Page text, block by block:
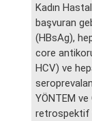
Kadın
başvuran
(HBsAg),
core
HCV) ve
YÖNTEM ve
retrospektif